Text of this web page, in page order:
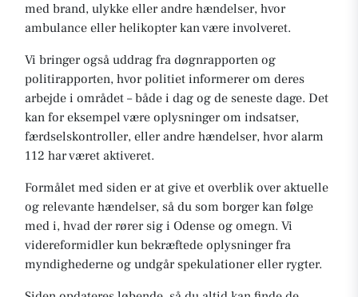
med brand, ulykke eller andre hændelser, hvor
ambulance eller helikopter kan være involveret.
Vi bringer også uddrag fra døgnrapporten og
politirapporten, hvor politiet informerer om deres
arbejde i området – både i dag og de seneste dage. Det
kan for eksempel være oplysninger om indsatser,
færdselskontroller, eller andre hændelser, hvor alarm
112 har været aktiveret.
Formålet med siden er at give et overblik over aktuelle
og relevante hændelser, så du som borger kan følge
med i, hvad der rører sig i Odense og omegn. Vi
videreformidler kun bekræftede oplysninger fra
myndighederne og undgår spekulationer eller rygter.